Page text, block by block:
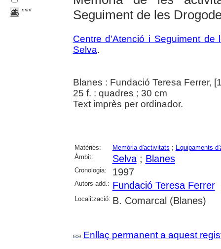
print
Seguiment de les
Centre d'Atenció i Seguiment de
Selva.
Blanes : Fundació Teresa Ferrer,
25 f. : quadres ; 30 cm
Text imprès per ordinador.
Matèries: Memòria d'activitats ; Equipaments
Àmbit:
Selva; Blanes
Cronologia: 1997
Autors add.: Fundació Teresa Ferrer
Localització: B. Comarcal (Blanes)
Enllaç permanent a aquest